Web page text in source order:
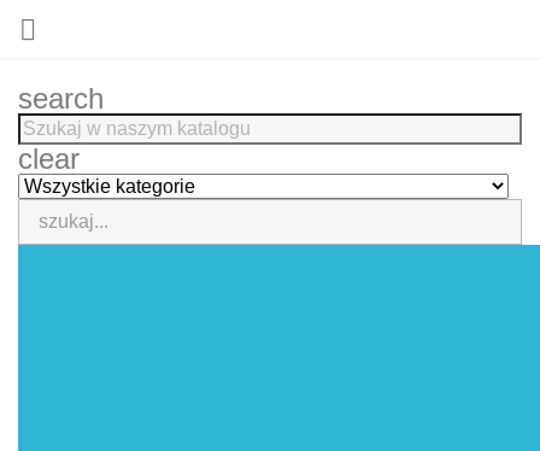

search
clear